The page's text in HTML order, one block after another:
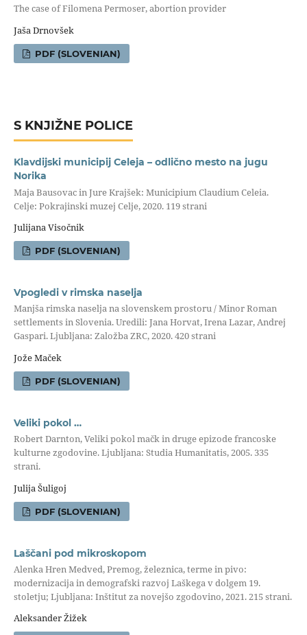
The case of Filomena Permoser, abortion provider
Jaša Drnovšek
PDF (SLOVENIAN)
S KNJIŽNE POLICE
Klavdijski municipij Celeja – odlično mesto na jugu
Norika
Maja Bausovac in Jure Krajšek: Municipium Claudium Celeia.
Celje: Pokrajinski muzej Celje, 2020. 119 strani
Julijana Visočnik
PDF (SLOVENIAN)
Vpogledi v rimska naselja
Manjša rimska naselja na slovenskem prostoru / Minor Roman
settlements in Slovenia. Uredili: Jana Horvat, Irena Lazar, Andrej
Gaspari. Ljubljana: Založba ZRC, 2020. 420 strani
Jože Maček
PDF (SLOVENIAN)
Veliki pokol …
Robert Darnton, Veliki pokol mačk in druge epizode francoske
kulturne zgodovine. Ljubljana: Studia Humanitatis, 2005. 335
strani.
Julija Šuligoj
PDF (SLOVENIAN)
Laščani pod mikroskopom
Alenka Hren Medved, Premog, železnica, terme in pivo:
modernizacija in demografski razvoj Laškega v dolgem 19.
stoletju; Ljubljana: Inštitut za novejšo zgodovino, 2021. 215 strani.
Aleksander Žižek